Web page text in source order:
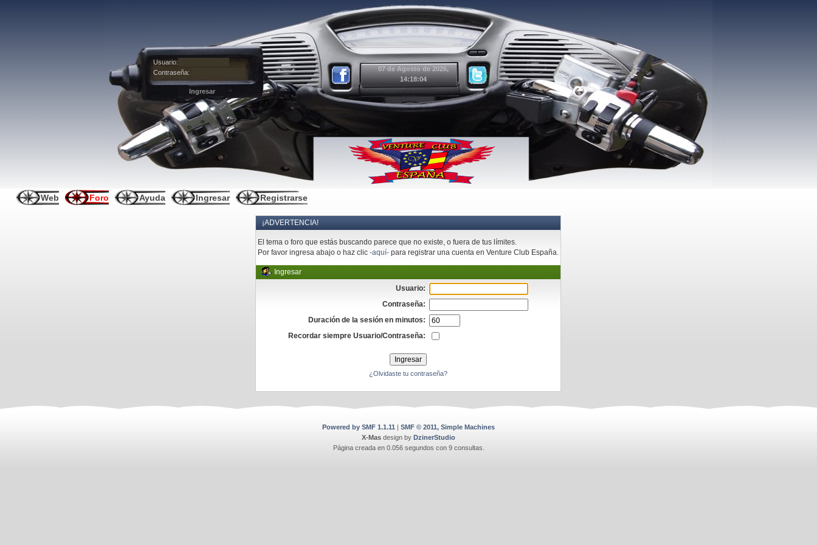
07 de Agosto de 2026,
14:18:04
Usuario:
Contraseña:
Web Foro Ayuda Ingresar Registrarse
¡ADVERTENCIA!
El tema o foro que estás buscando parece que no existe, o fuera de tus límites.
Por favor ingresa abajo o haz clic-aquí- para registrar una cuenta en Venture Club España.
Ingresar
Usuario:
Contraseña:
Duración de la sesión en minutos:
Recordar siempre Usuario/Contraseña:
¿Olvidaste tu contraseña?
Powered by SMF 1.1.11 | SMF © 2011, Simple Machines
X-Mas design by DzinerStudio
Página creada en 0.056 segundos con 9 consultas.